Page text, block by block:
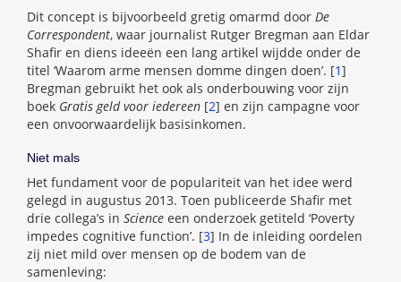
Dit concept is bijvoorbeeld gretig omarmd door De
Correspondent, waar journalist Rutger Bregman aan Eldar
Shafir en diens ideeën een lang artikel wijdde onder de
titel ‘Waarom arme mensen domme dingen doen’. [1]
Bregman gebruikt het ook als onderbouwing voor zijn
boek Gratis geld voor iedereen [2] en zijn campagne voor
een onvoorwaardelijk basisinkomen.
Niet mals
Het fundament voor de populariteit van het idee werd
gelegd in augustus 2013. Toen publiceerde Shafir met
drie collega’s in Science een onderzoek getiteld ‘Poverty
impedes cognitive function’. [3] In de inleiding oordelen
zij niet mild over mensen op de bodem van de
samenleving: